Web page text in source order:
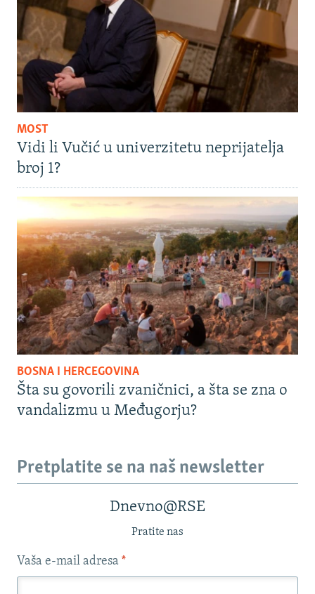
MOST
Vidi li Vučić u univerzitetu neprijatelja
broj 1?
BOSNA I HERCEGOVINA
Šta su govorili zvaničnici, a šta se zna o
vandalizmu u Međugorju?
Pretplatite se na naš newsletter
Dnevno@RSE
Pratite nas
Vaša e-mail adresa *